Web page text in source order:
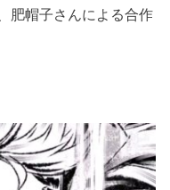
肥帽子さんによる合作